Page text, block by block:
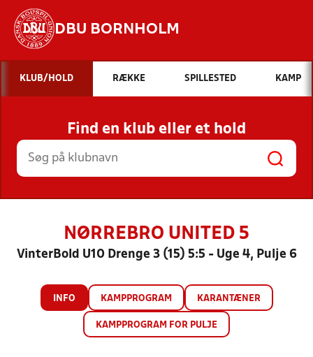
DBU BORNHOLM
Hvad vil du søge efter?
INDHOLD OG NYHEDER
STILLINGER, RESULTATER, KLUBBER OG
HOLD
KLUB/HOLD RÆKKE SPILLESTED KAMP
Find en klub eller et hold
NØRREBRO UNITED 5
VinterBold U10 Drenge 3 (15) 5:5 - Uge 4, Pulje 6
INFO KAMPPROGRAM KARANTÆNER
KAMPPROGRAM FOR PULJE